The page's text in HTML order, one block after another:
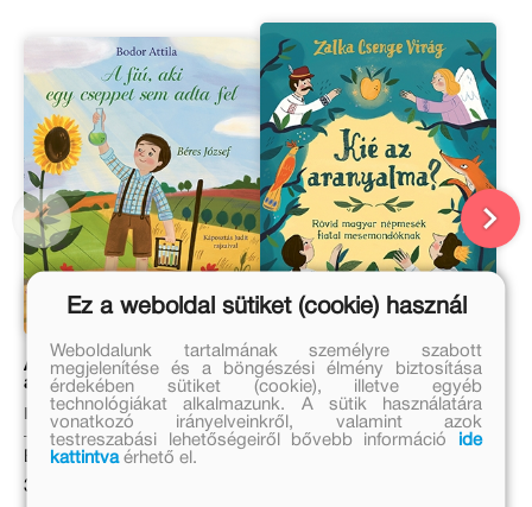
A fiú, aki egy cseppet sem
adta fel – Béres József
Bodor Attila
Eredeti ár:
3 999 Ft
Kié az aranyalma?
Zalka Csenge Virág Dr.
Ez a weboldal sütiket (cookie) használ
Weboldalunk tartalmának személyre szabott
megjelenítése és a böngészési élmény biztosítása
érdekében sütiket (cookie), illetve egyéb
technológiákat alkalmazunk. A sütik használatára
vonatkozó irányelveinkről, valamint azok
testreszabási lehetőségeiről bővebb információ
ide
kattintvaérhető el.